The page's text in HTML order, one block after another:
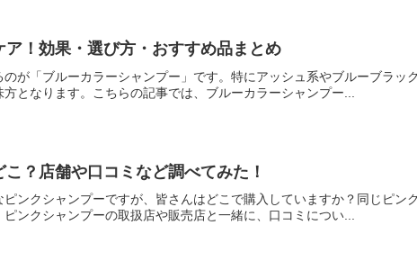
！効果・選び方・おすすめ品まとめ
が「ブルーカラーシャンプー」です。特にアッシュ系やブルーブラッ
となります。こちらの記事では、ブルーカラーシャンプー...
？店舗や口コミなど調べてみた！
ンクシャンプーですが、皆さんはどこで購入していますか？同じピン
ンクシャンプーの取扱店や販売店と一緒に、口コミについ...